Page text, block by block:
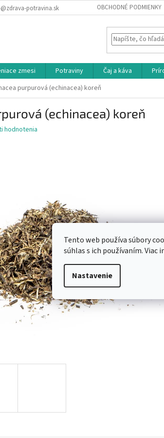
Tento web používa súbory
súhlas s ich používaním. Viac
Nastavenie
potravina.sk OBCHODNÉ PODMIENKY
zmesi Potraviny Čaj a káva
purpurová (echinacea) koreň
(echinacea) koreň
hodnotenia